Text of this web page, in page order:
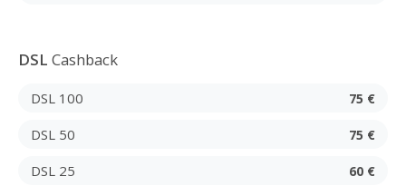
DSL Cashback
DSL 100 75 €
DSL 50 75 €
DSL 25 60 €